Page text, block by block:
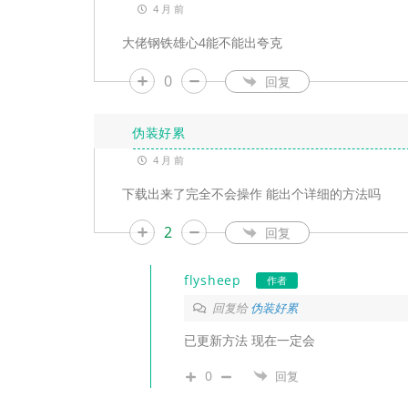
4 月 前
大佬钢铁雄心4能不能出夸克
0 回复
伪装好累
4 月 前
下载出来了完全不会操作 能出个详细的方法吗
2 回复
flysheep 作者
回复给伪装好累
已更新方法 现在一定会
0 回复